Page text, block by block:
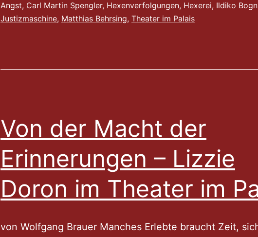
Hexen
von
Angst, Carl Martin Spengler, Hexenverfolgungen, Hexerei, Ildiko
Justizmaschine, Matthias Behrsing, Theater im Palais
Von der Macht der
Erinnerungen – Lizzie
Doron im Theater im
von Wolfgang Brauer Manches Erlebte braucht Zeit,